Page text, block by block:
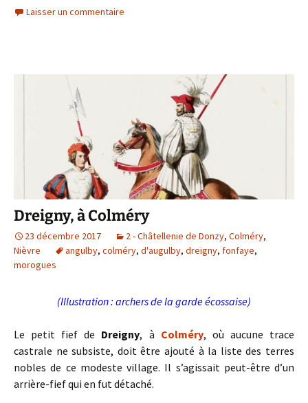
c
e
i
t
Laisser un commentaire
Dreigny, à Colméry
23 décembre 2017 2 - Châtellenie de Donzy, Colméry,
Nièvre
angulby, colméry, d'augulby, dreigny, fonfaye,
morogues
(Illustration : archers de la garde écossaise)
Le petit fief de Dreigny, à Colméry, où aucune trace
castrale ne subsiste, doit être ajouté à la liste des terres
nobles de ce modeste village. Il s’agissait peut-être d’un
arrière-fief qui en fut détaché.